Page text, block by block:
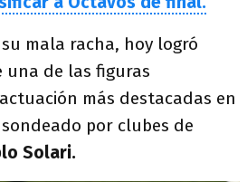
mala racha, hoy logró
de las figuras
más destacadas en
por clubes de
Solari.